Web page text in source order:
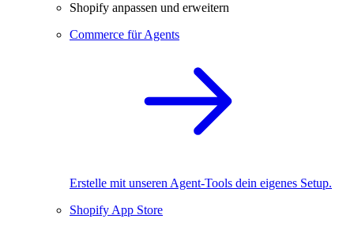
Shopify anpassen und erweitern
Commerce für Agents
Erstelle mit unseren Agent-Tools dein eigenes Setup.
Shopify App Store